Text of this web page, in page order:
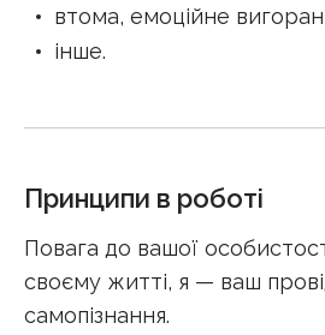
втома, емоційне
інше.
Принципи в роботі
Повага до вашої
своєму житті, я — ваш
самопізнання.